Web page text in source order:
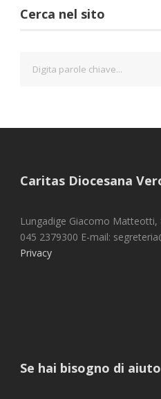
Cerca nel sito
Caritas Diocesana
Lungadige Giacomo
045 2379300 E-mail:
Privacy
Se hai bisogno di aiuto